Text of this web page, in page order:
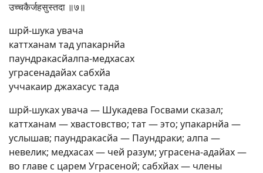
उच्चकैर्जहसुस्तदा ॥७॥
шрй-шука увача
каттханам тад упакарнйа
паундракасйалпа-медхасах
уграсенадайах сабхйа
уччакаир джахасус тада
шрй-шуках увача — Шукадева Госвами сказал;
каттханам — хвастовство; тат — это; упакарнйа —
услышав; паундракасйа — Паундраки; алпа —
невелик; медхасах — чей разум; уграсена-адайах —
во главе с царем Уграсеной; сабхйах — члены